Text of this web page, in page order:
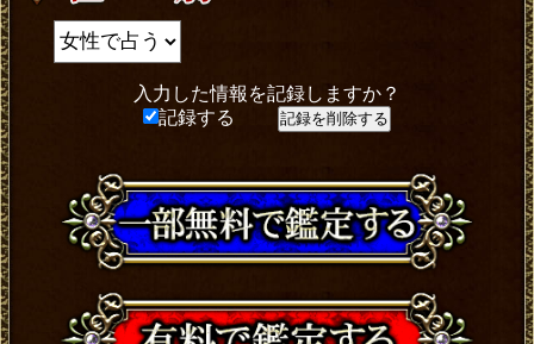
入力した情報を記録しますか？
記録する